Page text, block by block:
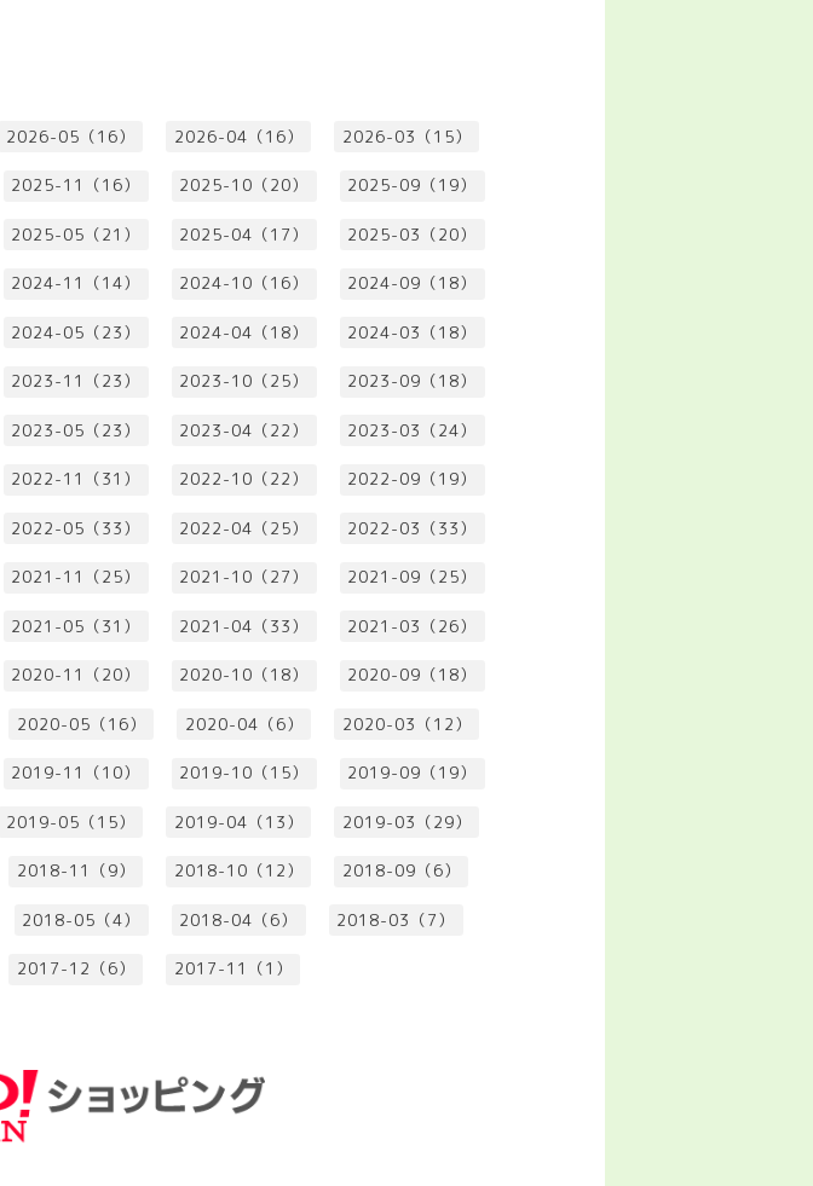
2026-05（16） 2026-04（16） 2026-03（15）
2025-11（16） 2025-10（20） 2025-09（19）
2025-05（21） 2025-04（17） 2025-03（20）
2024-11（14） 2024-10（16） 2024-09（18）
2024-05（23） 2024-04（18） 2024-03（18）
2023-11（23） 2023-10（25） 2023-09（18）
2023-05（23） 2023-04（22） 2023-03（24）
2022-11（31） 2022-10（22） 2022-09（19）
2022-05（33） 2022-04（25） 2022-03（33）
2021-11（25） 2021-10（27） 2021-09（25）
2021-05（31） 2021-04（33） 2021-03（26）
2020-11（20） 2020-10（18） 2020-09（18）
2020-05（16） 2020-04（6） 2020-03（12）
2019-11（10） 2019-10（15） 2019-09（19）
2019-05（15） 2019-04（13） 2019-03（29）
2018-11（9） 2018-10（12） 2018-09（6）
2018-05（4） 2018-04（6） 2018-03（7）
2017-12（6） 2017-11（1）